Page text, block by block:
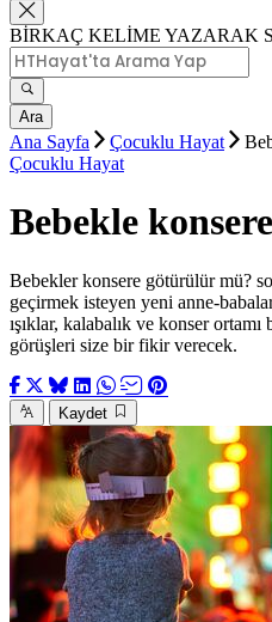
BİRKAÇ KELİME YAZARAK
Ara
Ana Sayfa Çocuklu Hayat
Çocuklu Hayat
Bebekle
Bebekler konsere götürülür mü?
geçirmek isteyen yeni anne-
ışıklar, kalabalık ve konser
görüşleri size bir fikir verecek.
Kaydet